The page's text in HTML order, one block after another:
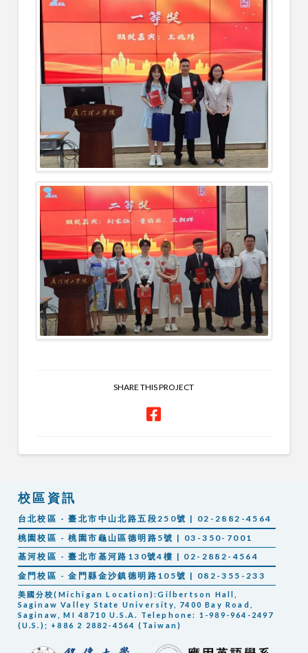
SHARE THIS PROJECT
校區資訊
台北校區 - 臺北市中山北路五段250號 | 02-2882-4564
桃園校區 - 桃園市龜山區德明路5號 | 03-350-7001
基河校區 - 臺北市基河路130號4樓 | 02-2882-4564
金門校區 - 金門縣金沙鎮德明路105號 | 082-355-233
美國分校(Michigan Location):Gilbertson Hall,
Saginaw Valley State University, 7400 Bay Road,
Saginaw, MI 48710 U.S.A. Telephone: 1-989-964-2497
(U.S.); +886 2 2882-4564 (Taiwan)